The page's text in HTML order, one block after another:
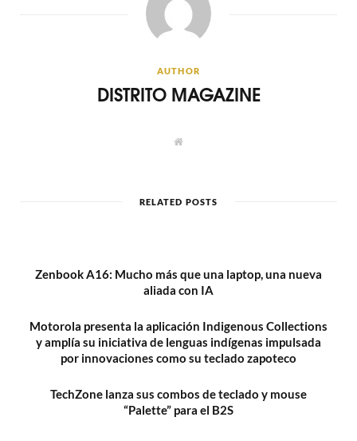
AUTHOR
DISTRITO MAGAZINE
W
e
RELATED POSTS
Zenbook A16: Mucho más que una laptop, una nueva
aliada con IA
Motorola presenta la aplicación Indigenous Collections
y amplía su iniciativa de lenguas indígenas impulsada
por innovaciones como su teclado zapoteco
TechZone lanza sus combos de teclado y mouse
“Palette” para el B2S